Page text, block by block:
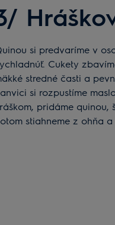
a necháme
Cukety
stredné časti a
si rozpustíme
pridáme quinou,
stiahneme z ohňa